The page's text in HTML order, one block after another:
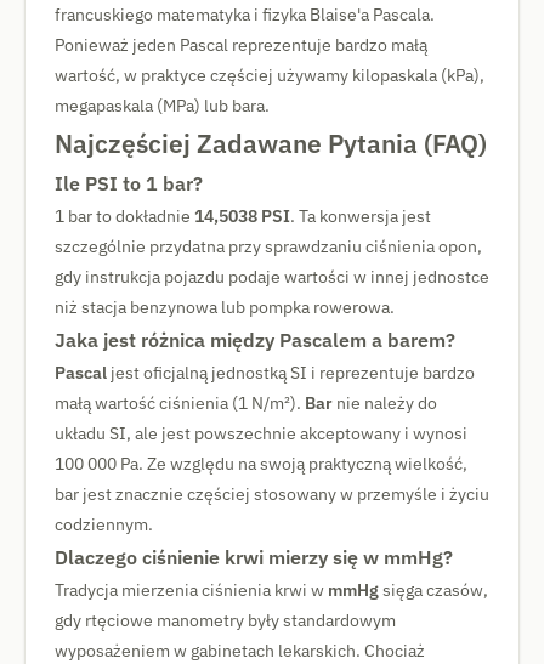
francuskiego matematyka i fizyka Blaise'a Pascala.
Ponieważ jeden Pascal reprezentuje bardzo małą
wartość, w praktyce częściej używamy kilopaskala (kPa),
megapaskala (MPa) lub bara.
Najczęściej Zadawane Pytania (FAQ)
Ile PSI to 1 bar?
1 bar to dokładnie 14,5038 PSI. Ta konwersja jest
szczególnie przydatna przy sprawdzaniu ciśnienia opon,
gdy instrukcja pojazdu podaje wartości w innej jednostce
niż stacja benzynowa lub pompka rowerowa.
Jaka jest różnica między Pascalem a barem?
Pascal jest oficjalną jednostką SI i reprezentuje bardzo
małą wartość ciśnienia (1 N/m²). Bar nie należy do
układu SI, ale jest powszechnie akceptowany i wynosi
100 000 Pa. Ze względu na swoją praktyczną wielkość,
bar jest znacznie częściej stosowany w przemyśle i życiu
codziennym.
Dlaczego ciśnienie krwi mierzy się w mmHg?
Tradycja mierzenia ciśnienia krwi w mmHgsięga czasów,
gdy rtęciowe manometry były standardowym
wyposażeniem w gabinetach lekarskich. Chociaż